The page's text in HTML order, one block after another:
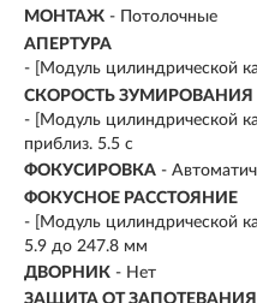
МОНТАЖ - Потолочные
АПЕРТУРА
- [Модуль цилиндрической
СКОРОСТЬ ЗУМИРОВАНИЯ
- [Модуль цилиндрической
приблиз. 5.5 с
ФОКУСИРОВКА -
ФОКУСНОЕ РАССТОЯНИЕ
- [Модуль цилиндрической
5.9 до 247.8 мм
ДВОРНИК - Нет